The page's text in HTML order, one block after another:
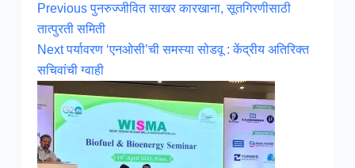
Previousपुनरुज्जीवित साखर कारखाना, सूतगिरणीसाठी
तात्पुरती समिती
Nextपर्यावरण ‘एनओसी’ची समस्या सोडवू : केंद्रीय अतिरिक्त
सचिवांची ग्वाही